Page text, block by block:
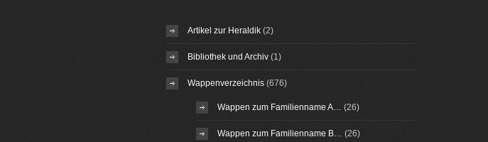
Artikel zur Heraldik(2)
Bibliothek und Archiv(1)
Wappenverzeichnis(676)
Wappen zum Familienname A… (26)
Wappen zum Familienname B… (26)